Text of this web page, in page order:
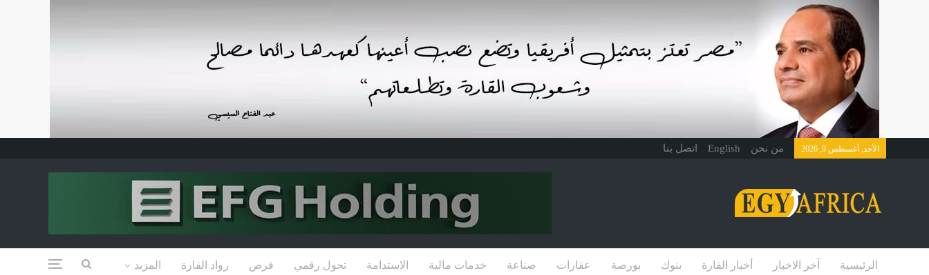
الأحد, أغسطس 9, 2026 من نحن English اتصل بنا
الرئيسية آخر الاخبار أخبار القارة بنوك بورصة عقارات صناعة خدمات مالية الاستدامة تحول رقمي فرص رواد القارة المزيد